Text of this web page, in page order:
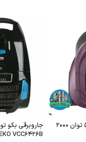
جاروبرقی ال جی 5420 توان 2000
VCC6426B